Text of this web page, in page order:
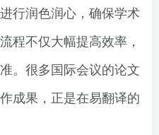
行润色润心，确保学术
程不仅大幅提高效率，
。很多国际会议的论文
成果，正是在易翻译的